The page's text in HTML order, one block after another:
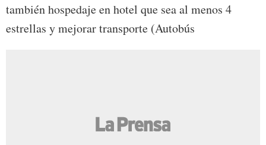
también hospedaje en hotel que sea al menos 4
estrellas y mejorar transporte (Autobús